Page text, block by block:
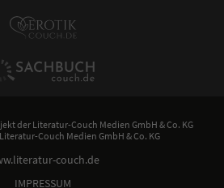
derLiteratur-Couch Medien GmbH & Co. KG
Couch Medien GmbH & Co. KG
couch.de
IMPRESSUM